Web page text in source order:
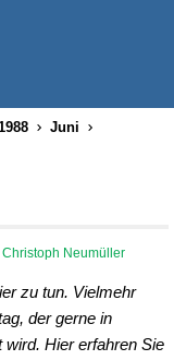
Juni
Christoph Neumüller
zu tun. Vielmehr
der gerne in
Hier erfahren Sie